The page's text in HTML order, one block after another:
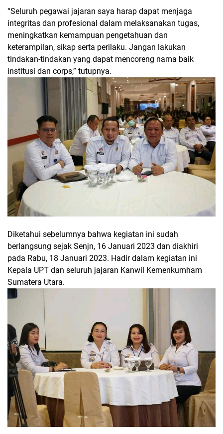
“Seluruh pegawai jajaran saya harap dapat menjaga
integritas dan profesional dalam melaksanakan tugas,
meningkatkan kemampuan pengetahuan dan
keterampilan, sikap serta perilaku. Jangan lakukan
tindakan-tindakan yang dapat mencoreng nama baik
institusi dan corps,” tutupnya.
Diketahui sebelumnya bahwa kegiatan ini sudah
berlangsung sejak Senjn, 16 Januari 2023 dan diakhiri
pada Rabu, 18 Januari 2023. Hadir dalam kegiatan ini
Kepala UPT dan seluruh jajaran Kanwil Kemenkumham
Sumatera Utara.